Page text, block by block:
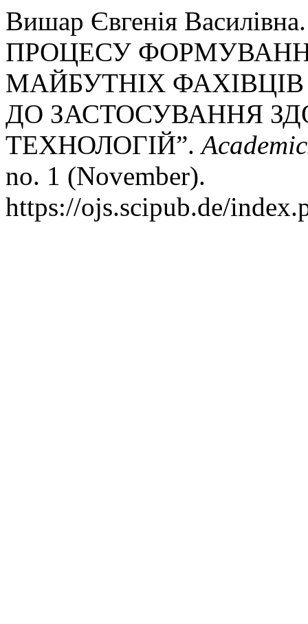
Вишар Євгенія
ПРОЦЕСУ
МАЙБУТНІХ ФАХІВЦІВ
ДО ЗАСТОСУВАННЯ
ТЕХНОЛОГІЙ”.
no. 1 (November).
https://ojs.scipub.de/